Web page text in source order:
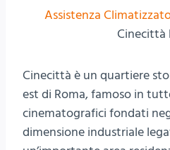
Assistenza
Cinecittà
Cinecittà è un quartiere
est di Roma, famoso in
cinematografici fondati
dimensione industriale